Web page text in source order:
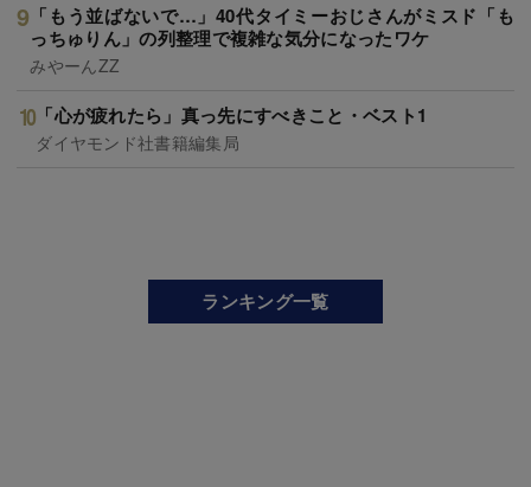
「もう並ばないで…」40代タイミーおじさんがミスド「も
っちゅりん」の列整理で複雑な気分になったワケ
みやーんZZ
「心が疲れたら」真っ先にすべきこと・ベスト1
ダイヤモンド社書籍編集局
ランキング一覧